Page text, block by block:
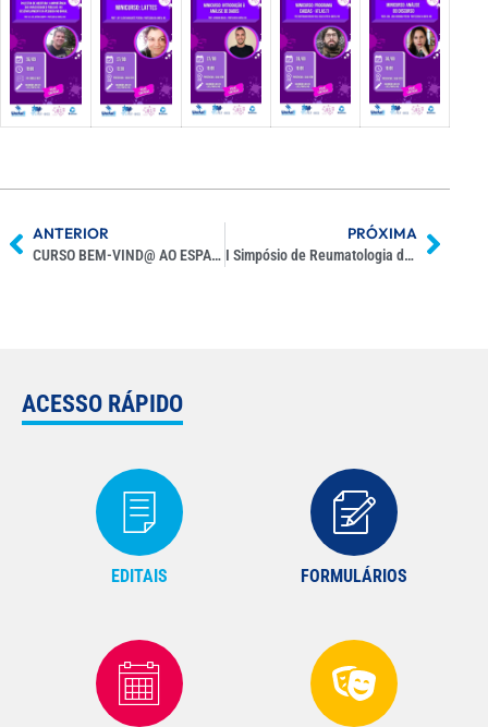
ANTERIOR
CURSO BEM-VIND@ AO ESPANHOL LÍNGUA INTERNACIONAL – REDE ISF
PRÓXIMA
I Simpósio de Reumatologia da Unifal-MG: Manifestações Clínicas das doenças reumáticas
ACESSO RÁPIDO
EDITAIS FORMULÁRIOS